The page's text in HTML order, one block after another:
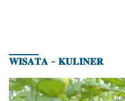
𝐖𝐈𝐒𝐀𝐓𝐀 – 𝐊𝐔𝐋𝐈𝐍𝐄𝐑